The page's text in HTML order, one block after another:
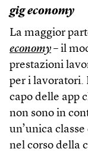
gig economy
La maggior
economy – il
prestazioni
per i lavoratori.
capo delle app
non sono in
un’unica
nel corso della